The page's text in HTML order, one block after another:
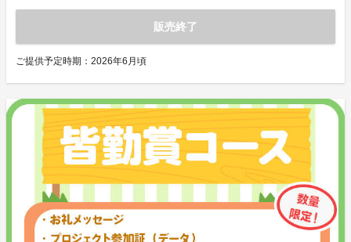
販売終了
ご提供予定時期： 2026年6月頃